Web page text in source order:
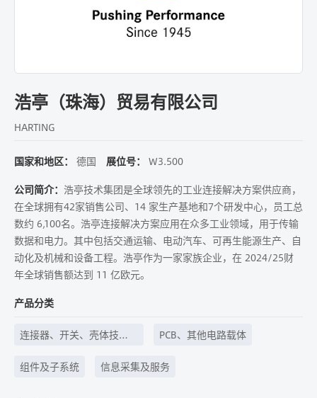
浩亭（珠海）贸易有限公司
HARTING
国家和地区： 德国 展位号： W3.500
公司简介： 浩亭技术集团是全球领先的工业连接解决方案供应商，
在全球拥有42家销售公司、14 家生产基地和7个研发中心，员工总
数约 6,100名。浩亭连接解决方案应用在众多工业领域，用于传输
数据和电力。其中包括交通运输、电动汽车、可再生能源生产、自
动化及机械和设备工程。浩亭作为一家家族企业，在 2024/25财
年全球销售额达到 11 亿欧元。
产品分类
连接器、开关、壳体技
PCB、其他电路载体
组件及子系统 信息采集及服务